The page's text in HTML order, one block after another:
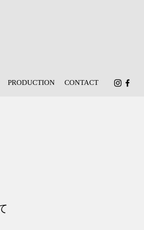
PRODUCTION CONTACT